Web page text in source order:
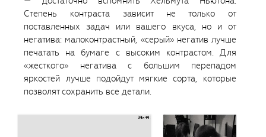
Степень контраста зависит не только от
поставленных задач или вашего вкуса, но и от
негатива: малоконтрастный, «серый» негатив лучше
печатать на бумаге с высоким контрастом. Для
«жесткого» негатива с большим перепадом
яркостей лучше подойдут мягкие сорта, которые
позволят сохранить все детали.